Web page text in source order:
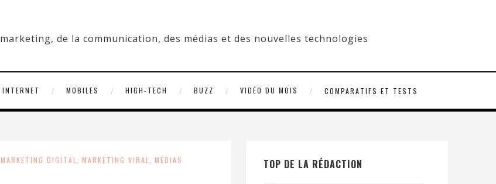
INTERNET MOBILES HIGH-TECH BUZZ VIDÉO DU MOIS COMPARATIFS ET TESTS
MARKETING DIGITAL , MARKETING VIRAL , MÉDIAS
TOP DE LA RÉDACTION